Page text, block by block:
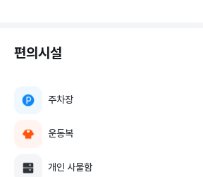
편의시설
주차장
운동복
개인 사물함